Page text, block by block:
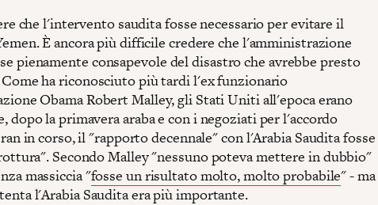
che l'intervento saudita fosse necessario per evitare il
È ancora più difficile credere che l'amministrazione
pienamente consapevole del disastro che avrebbe presto
ha riconosciuto più tardi l'ex funzionario
Obama Robert Malley, gli Stati Uniti all'epoca erano
dopo la primavera araba e con i negoziati per l'accordo
in corso, il "rapporto decennale" con l'Arabia Saudita fosse
Secondo Malley "nessuno poteva mettere in dubbio"
massiccia "fosse un risultato molto, molto probabile" - ma
l'Arabia Saudita era più importante.